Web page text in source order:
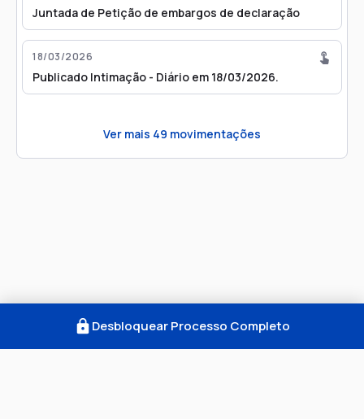
Juntada de Petição de embargos de declaração
18/03/2026
Publicado Intimação - Diário em 18/03/2026.
Ver mais 49 movimentações
Desbloquear Processo Completo